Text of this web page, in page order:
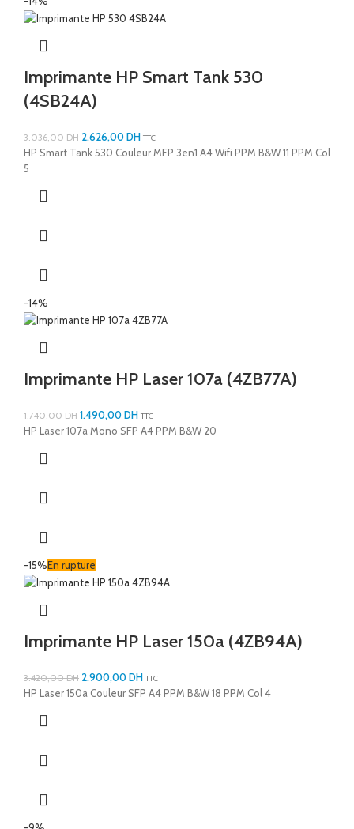
Imprimante HP Smart Tank 530
(4SB24A)
3.036,00DH 2.626,00DH TTC
HP Smart Tank 530 Couleur MFP 3en1 A4 Wifi PPM B&W 11 PPM Col
5
-14%
Imprimante HP Laser 107a (4ZB77A)
1.740,00DH 1.490,00DH TTC
HP Laser 107a Mono SFP A4 PPM B&W 20
-15%En rupture
Imprimante HP Laser 150a (4ZB94A)
3.420,00DH 2.900,00DH TTC
HP Laser 150a Couleur SFP A4 PPM B&W 18 PPM Col 4